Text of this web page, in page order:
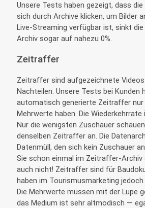
Unsere Tests haben gezeigt, dass
sich durch Archive klicken, um Bilder
Live-Streaming verfügbar ist, sinkt
Archiv sogar auf nahezu 0%.
Zeitraffer
Zeitraffer sind aufgezeichnete
Nachteilen. Unsere Tests bei Kunden
automatisch generierte Zeitraffer nur
Mehrwerte haben. Die
Nur die wenigsten Zuschauer
denselben Zeitraffer an. Die
Datenmüll, den sich kein Zuschauer
Sie schon einmal im Zeitraffer-
auch nicht! Zeitraffer sind für
haben im Tourismusmarketing
Die Mehrwerte müssen mit der Lupe
das Medium ist sehr altmodisch —